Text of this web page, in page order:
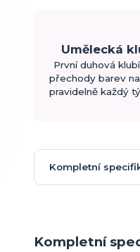
Umělecká
První duhová
přechody barev
pravidelně každý
Kompletní
Kompletní